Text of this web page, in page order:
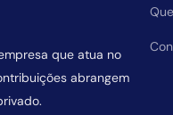
que atua no
abrangem